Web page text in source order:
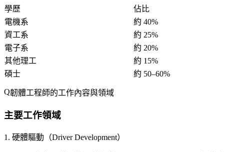
學歷 佔比
電機系
約 40%
資工系
約 25%
電子系
約 20%
其他理工
約 15%
碩士
約 50–60%
韌體工程師的工作內容與領域
主要工作領域
1. 硬體驅動（Driver Development）